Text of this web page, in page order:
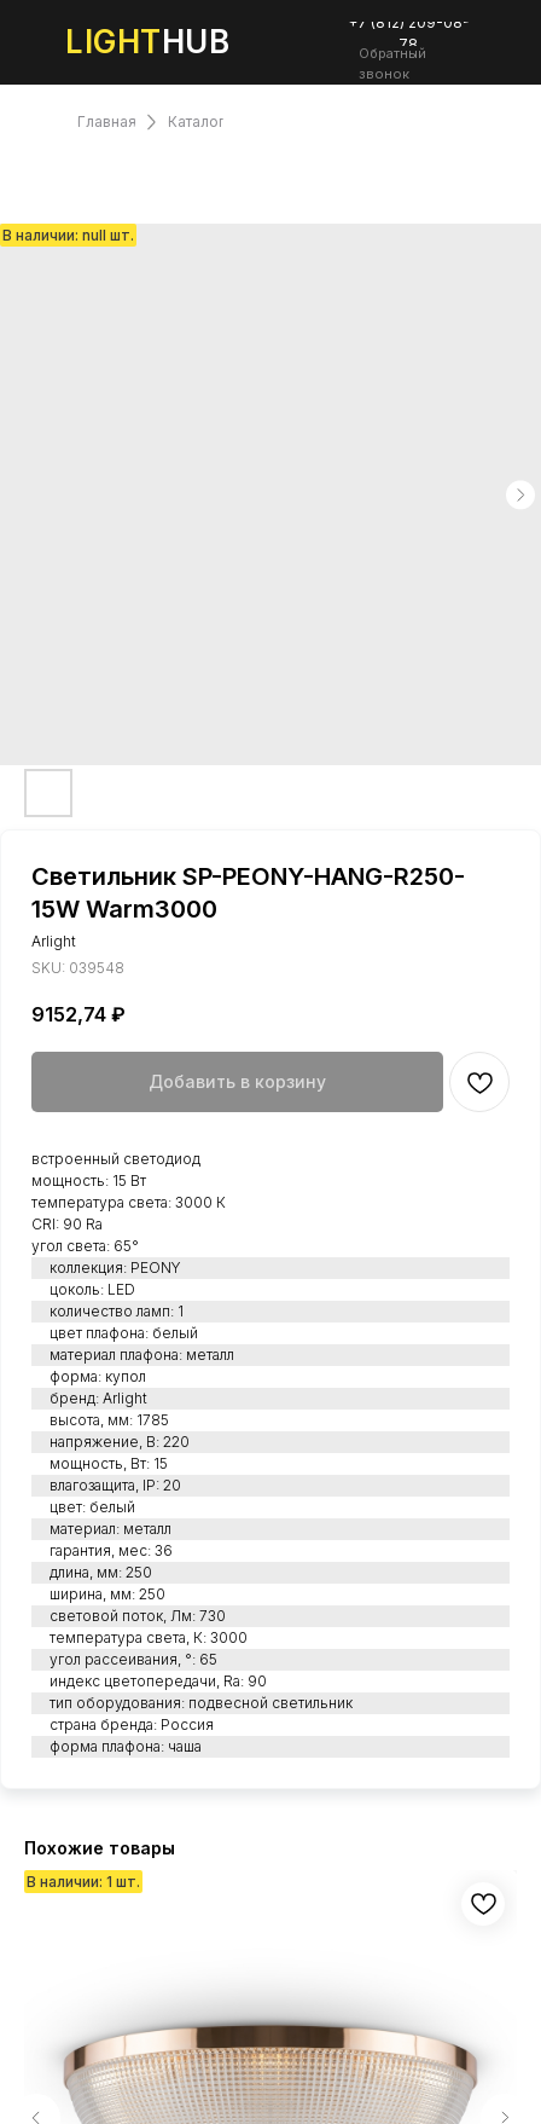
LIGHTHUB
+7 (812) 209-08-
78
Обратный
звонок
Каталог
Главная
Светильник SP-PEONY-HANG-R250-
15W Warm3000
Arlight
SKU: 039548
9152,74 ₽
Добавить в корзину
встроенный светодиод
мощность: 15 Вт
температура света: 3000 К
CRI: 90 Ra
угол света: 65°
коллекция: PEONY
цоколь: LED
количество ламп: 1
цвет плафона: белый
материал плафона: металл
форма: купол
бренд: Arlight
высота, мм: 1785
напряжение, В: 220
мощность, Вт: 15
влагозащита, IP: 20
цвет: белый
материал: металл
гарантия, мес: 36
длина, мм: 250
ширина, мм: 250
световой поток, Лм: 730
температура света, К: 3000
угол рассеивания, °: 65
индекс цветопередачи, Ra: 90
тип оборудования: подвесной светильник
страна бренда: Россия
форма плафона: чаша
Похожие товары